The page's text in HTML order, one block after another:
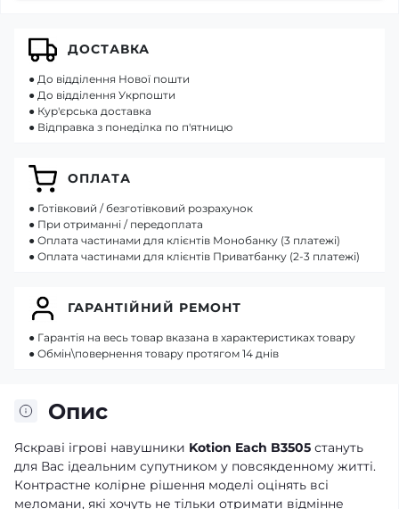
Опис
Яскраві ігрові навушники Kotion Each B3505 стануть
для Вас ідеальним супутником у повсякденному житті.
Контрастне колірне рішення моделі оцінять всі
меломани, які хочуть не тільки отримати відмінне
ДОСТАВКА
● До відділення Нової пошти
● До відділення Укрпошти
● Кур'єрська доставка
● Відправка з понеділка по п'ятницю
ОПЛАТА
● Готівковий / безготівковий розрахунок
● При отриманні / передоплата
● Оплата частинами для клієнтів Монобанку (3 платежі)
● Оплата частинами для клієнтів Приватбанку (2-3 платежі)
ГАРАНТІЙНИЙ РЕМОНТ
● Гарантія на весь товар вказана в характеристиках товару
● Обмін\повернення товару протягом 14 днів